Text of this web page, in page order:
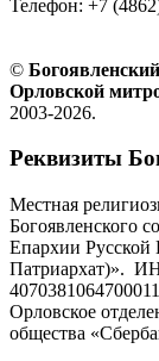
Телефон: +7
©
Орловской
2003-2026.
Реквизиты
Местная
Богоявленского
Епархии
Патриархат)».
Орловское
общества